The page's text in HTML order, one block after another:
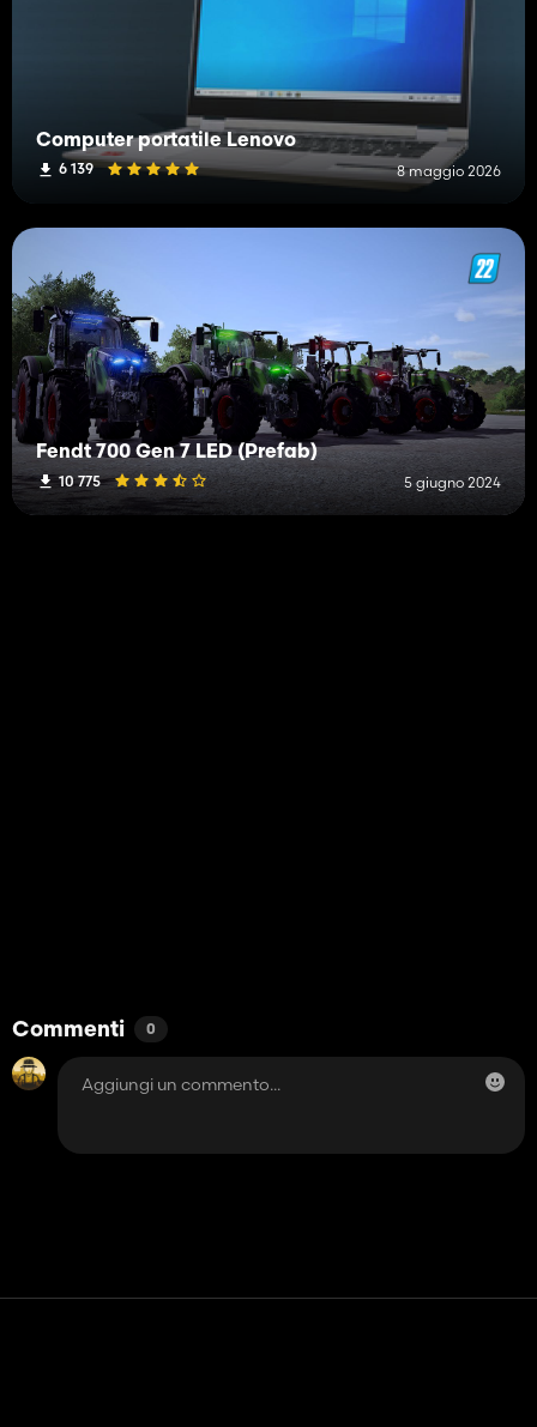
Computer portatile Lenovo
6 139 8 maggio 2026
Fendt 700 Gen 7 LED (Prefab)
10 775 5 giugno 2024
Commenti 0